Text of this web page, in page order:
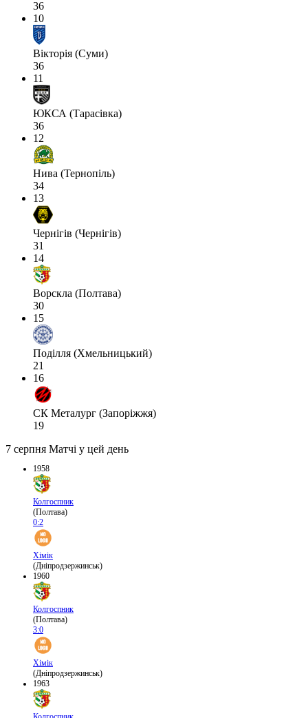
36
10
Вікторія (Суми)
36
11
ЮКСА (Тарасівка)
36
12
Нива (Тернопіль)
34
13
Чернігів (Чернігів)
31
14
Ворскла (Полтава)
30
15
Поділля (Хмельницький)
21
16
СК Металург (Запоріжжя)
19
7 серпня Матчі у цей день
1958
Колгоспник
(Полтава)
0:2
Хімік
(Дніпродзержинськ)
1960
Колгоспник
(Полтава)
3:0
Хімік
(Дніпродзержинськ)
1963